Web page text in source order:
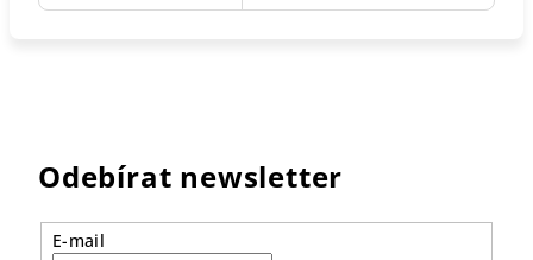
Odebírat newsletter
E-mail